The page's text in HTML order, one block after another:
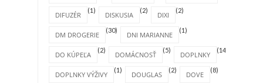
DIFUZÉR
(1)
DISKUSIA
(2)
DIXI
(2)
DM DROGERIE
(30)
DNI MARIANNE
(1)
DO KÚPEĽA
(2)
DOMÁCNOSŤ
(5)
DOPLNKY
(14)
DOPLNKY VÝŽIVY
(1)
DOUGLAS
(2)
DOVE
(8)